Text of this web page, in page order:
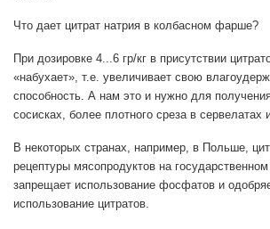
Что дает цитрат натрия в колбасном фарше?
При дозировке 4...6 гр/кг в присутствии
«набухает», т.е. увеличивает свою
способность. А нам это и нужно для
сосисках, более плотного среза в сервелатах
В некоторых странах, например, в Польше,
рецептуры мясопродуктов на
запрещает использование фосфатов и
использование цитратов.